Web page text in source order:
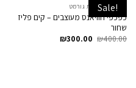
Sale!
Wishlist
הוויאנס שרשרת גורמט
כפכפי הוויאנס מעוצבים – קים פליז
שחור
₪400.00
₪300.00